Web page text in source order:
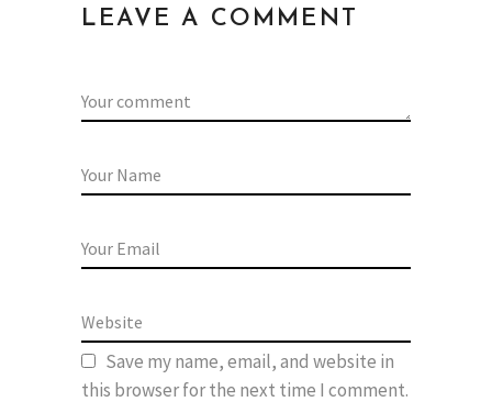
LEAVE A COMMENT
Save my name, email, and website in
this browser for the next time I comment.